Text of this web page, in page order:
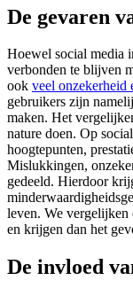
De gevaren
Hoewel social media
verbonden te blijven
ook veel onzekerheid
gebruikers zijn
maken. Het
nature doen. Op
hoogtepunten,
Mislukkingen,
gedeeld. Hierdoor
leven. We vergelijken
en krijgen dan het
De invloed